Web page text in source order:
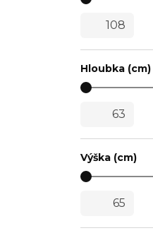
Hloubka (cm)
Výška (cm)